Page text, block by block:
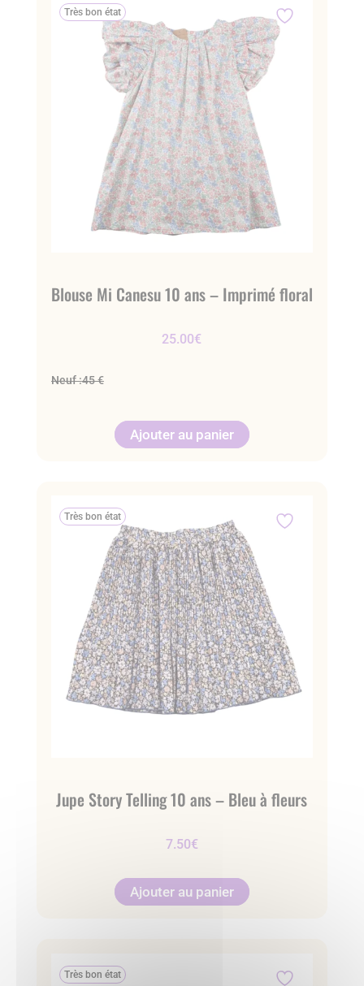
Très bon état
Blouse Mi Canesu 10 ans – Imprimé floral
25.00€
Neuf :45 €
Ajouter au panier
Très bon état
Jupe Story Telling 10 ans – Bleu à fleurs
7.50€
Ajouter au panier
Très bon état